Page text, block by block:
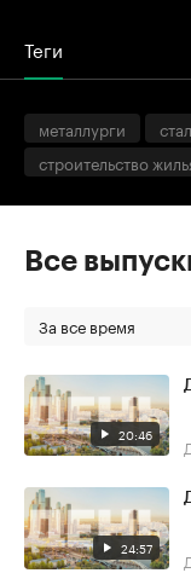
Теги
металлурги
строительство
Все
За все время
20:46
24:57